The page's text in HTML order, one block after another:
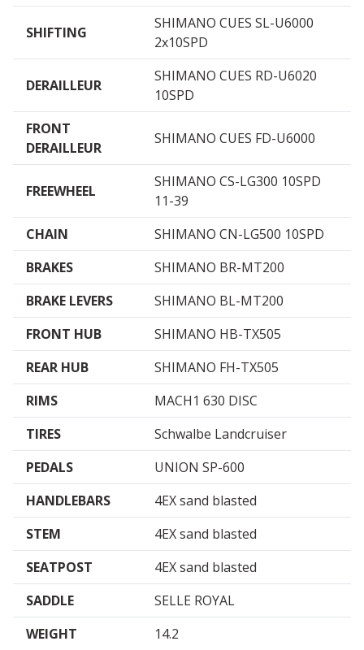
SHIFTING
SHIMANO CUES SL-U6000
2x10SPD
DERAILLEUR
SHIMANO CUES RD-U6020
10SPD
FRONT
DERAILLEUR
SHIMANO CUES FD-U6000
FREEWHEEL
SHIMANO CS-LG300 10SPD
11-39
CHAIN
SHIMANO CN-LG500 10SPD
BRAKES
SHIMANO BR-MT200
BRAKE LEVERS
SHIMANO BL-MT200
FRONT HUB
SHIMANO HB-TX505
REAR HUB
SHIMANO FH-TX505
RIMS
MACH1 630 DISC
TIRES
Schwalbe Landcruiser
PEDALS
UNION SP-600
HANDLEBARS
4EX sand blasted
STEM
4EX sand blasted
SEATPOST
4EX sand blasted
SADDLE
SELLE ROYAL
WEIGHT
14.2